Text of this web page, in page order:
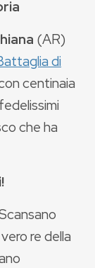
(AR)
di
centinaia
che ha
re della